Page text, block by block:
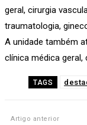
geral, cirurgia
traumatologia,
A unidade também
clínica médica geral,
TAGS
Artigo anterior